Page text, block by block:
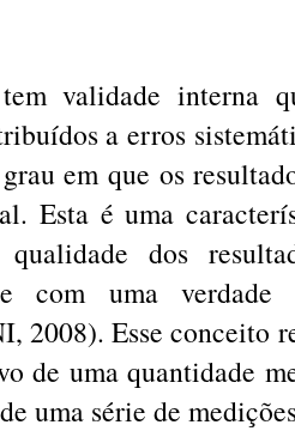
validade interna
a erros
em que os
Esta é uma
dos
com uma verdade
2008). Esse conceito
de uma quantidade
uma série de